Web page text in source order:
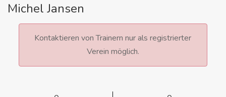
Michel Jansen
Kontaktieren von Trainern nur als registrierter
Verein möglich.